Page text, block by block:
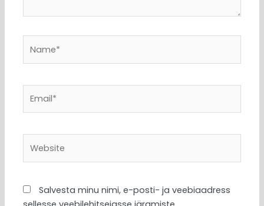
Salvesta minu nimi, e-posti- ja veebiaadress